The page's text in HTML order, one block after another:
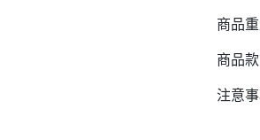
商品
商品
注意